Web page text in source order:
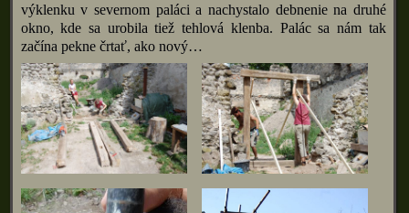
výklenku v severnom paláci a nachystalo debnenie na druhé
okno, kde sa urobila tiež tehlová klenba. Palác sa nám tak
začína pekne črtať, ako nový…